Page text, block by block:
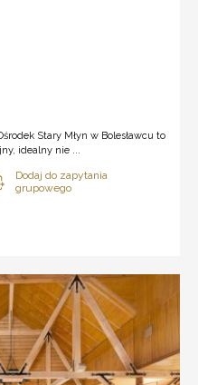
Stary Młyn w Bolesławcu to
idealny nie ...